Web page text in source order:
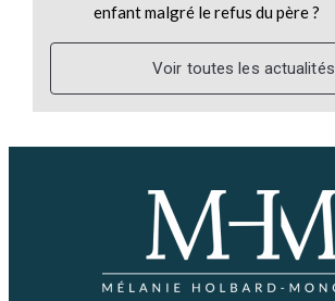
enfant malgré le refus du père ?
Voir toutes les actualités